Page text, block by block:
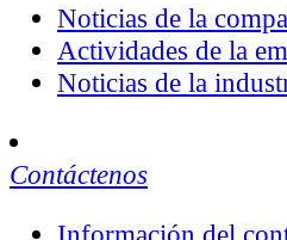
Noticias de la
Actividades de la
Noticias de la
Contáctenos